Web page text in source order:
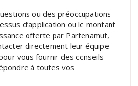
ou des préoccupations
d’application ou le montant
offerte par Partenamut,
directement leur équipe
vous fournir des conseils
à toutes vos